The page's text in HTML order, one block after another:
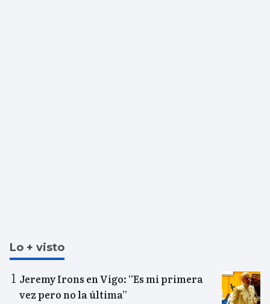
Lo + visto
Jeremy Irons en Vigo: “Es mi primera
vez pero no la última”